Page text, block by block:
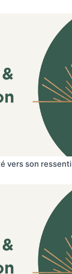
vers son ressenti